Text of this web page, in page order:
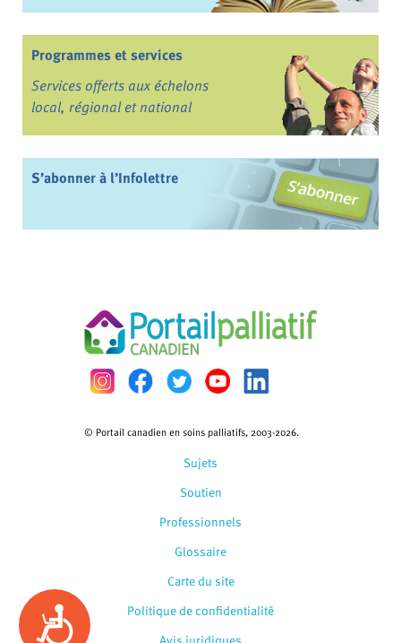
Accessibility
Programmes et services
Services offerts aux échelons
local, régional et national
S’abonner à l’Infolettre
Sujets
Soutien
Professionnels
Glossaire
© Portail canadien en soins palliatifs, 2003-2026.
Carte du site
Politique de confidentialité